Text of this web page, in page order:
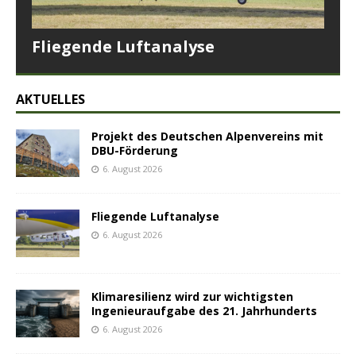
Fliegende Luftanalyse
AKTUELLES
Projekt des Deutschen Alpenvereins mit
DBU-Förderung
6. August 2026
Fliegende Luftanalyse
6. August 2026
Klimaresilienz wird zur wichtigsten
Ingenieuraufgabe des 21. Jahrhunderts
6. August 2026